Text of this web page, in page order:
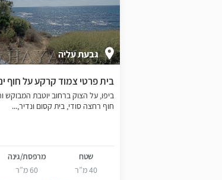
גבעת עליה
בית פרטי צמוד קרקע על חוף
ביפו, על הצוק ברחוב יוטבת המבוקש
חוף רחצה סודי, בית קסום ונדיר,...
שטח
40 מ”ר
מרפסת/גינה
60 מ”ר